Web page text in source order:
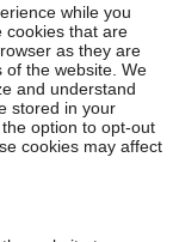
while you
cookies that are
as they are
of the website. We
and understand
stored in your
option to opt-out
cookies may affect